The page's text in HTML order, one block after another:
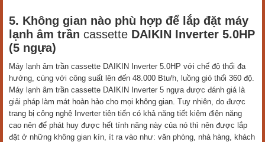
5. Không gian nào phù hợp để lắp đặt máy
lạnh âm trần cassette DAIKIN Inverter 5.0HP
(5 ngựa)
Máy lạnh âm trần cassette DAIKIN Inverter 5.0HP với chế độ thổi đa
hướng, cùng với công suất lên đến 48.000 Btu/h, luồng gió thổi 360 độ.
Máy lạnh âm trần cassette DAIKIN Inverter 5 ngựa được đánh giá là
giải pháp làm mát hoàn hảo cho mọi không gian. Tuy nhiên, do được
trang bị công nghệ Inverter tiên tiến có khả năng tiết kiệm điện năng
cao nên để phát huy được hết tính năng này của nó thì nên được lắp
đặt ở những không gian kín, ít ra vào như: văn phòng, nhà hàng, khách